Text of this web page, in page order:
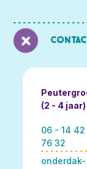
(2 - 4 jaar)
06 - 14 42
76 32
onderdak-